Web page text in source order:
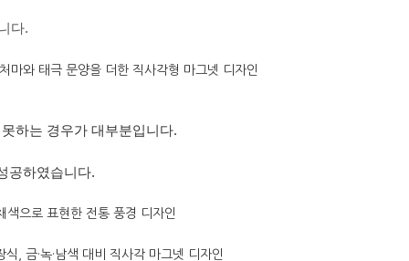
다.
하는 경우가 대부분입니다.
공하였습니다.